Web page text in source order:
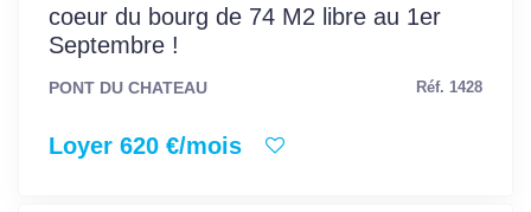
coeur du bourg de 74 M2 libre au 1er
Septembre !
PONT DU CHATEAU Réf. 1428
Loyer 620 €/mois